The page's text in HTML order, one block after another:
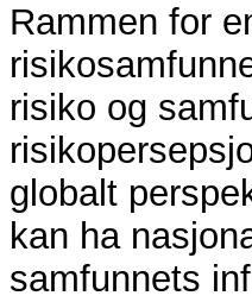
Rammen for
risiko og
globalt
kan ha
samfunnets